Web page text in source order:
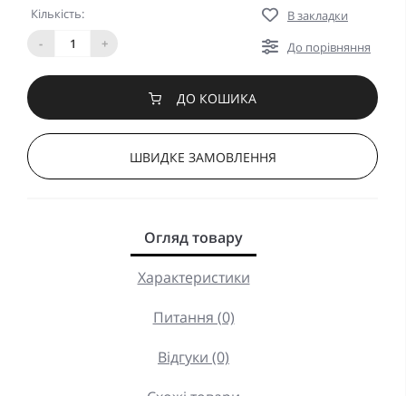
Кількість:
-
+
В закладки
До порівняння
ДО КОШИКА
ШВИДКЕ ЗАМОВЛЕННЯ
Огляд товару
Характеристики
Питання (0)
Відгуки (0)